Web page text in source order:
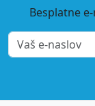
Besplatne